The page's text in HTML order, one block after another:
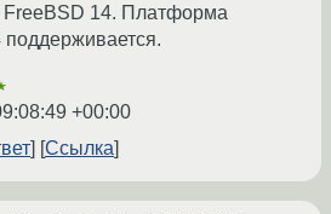
FreeBSD 14. Платформа
+00:00
Ссылка